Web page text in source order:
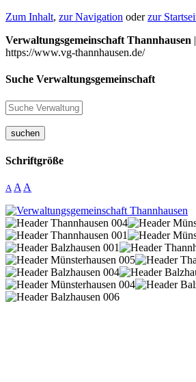
Zum Inhalt, zur Navigation oderzur
Verwaltungsgemeinschaft Thannhausen
https://www.vg-thannhausen.de/
Suche Verwaltungsgemeinschaft
suchen
Schriftgröße
A A A